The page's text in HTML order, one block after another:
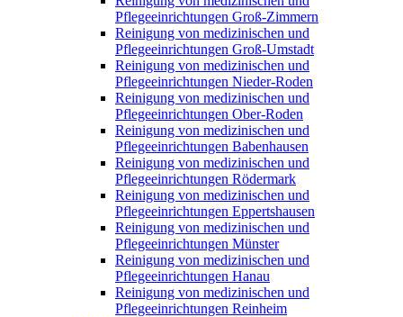
Pflegeeinrichtungen Groß-Zimmern
Reinigung von medizinischen und
Pflegeeinrichtungen Groß-Umstadt
Reinigung von medizinischen und
Pflegeeinrichtungen Nieder-Roden
Reinigung von medizinischen und
Pflegeeinrichtungen Ober-Roden
Reinigung von medizinischen und
Pflegeeinrichtungen Babenhausen
Reinigung von medizinischen und
Pflegeeinrichtungen Rödermark
Reinigung von medizinischen und
Pflegeeinrichtungen Eppertshausen
Reinigung von medizinischen und
Pflegeeinrichtungen Münster
Reinigung von medizinischen und
Pflegeeinrichtungen Hanau
Reinigung von medizinischen und
Pflegeeinrichtungen Reinheim